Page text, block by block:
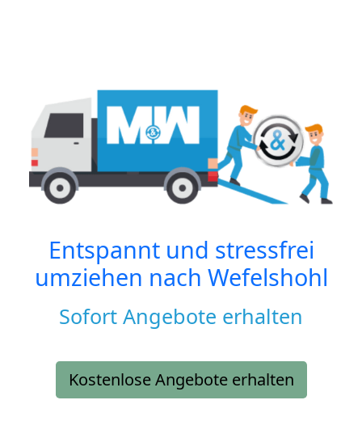
Entspannt und stressfrei
umziehen nach Wefelshohl
Sofort Angebote erhalten
Kostenlose Angebote erhalten